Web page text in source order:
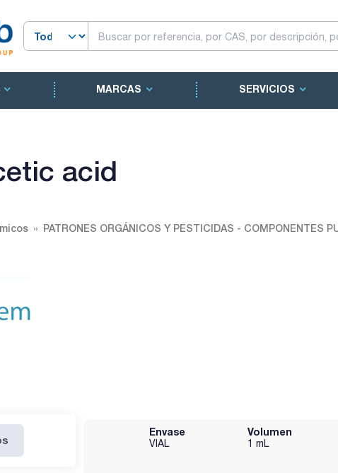
MARCAS SERVICIOS
acid
PATRONES ORGÁNICOS Y PESTICIDAS - COMPONENTES
Envase
VIAL
Volumen
1 mL